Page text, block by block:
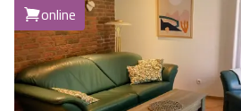
Kontakt
Adventure District
Unterkünfte
online